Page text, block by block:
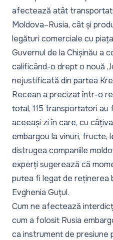
afectează atât
Moldova–Rusia, cât și
legături comerciale cu
Guvernul de la Chișinău a
calificând-o drept o nouă
nejustificată din partea
Recean a precizat într-o
total, 115 transportatori au
aceeași zi în care, cu
embargou la vinuri, fructe,
distrugea companiile
experți sugerează că
putea fi legat de reținerea
Evghenia Guțul.
Cum ne afectează
cum a folosit Rusia
ca instrument de presiune